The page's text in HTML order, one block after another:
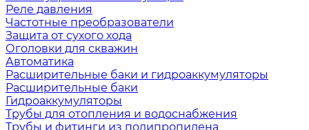
Реле давления
Частотные преобразователи
Защита от сухого хода
Оголовки для скважин
Автоматика
Расширительные баки и гидроаккумуляторы
Расширительные баки
Гидроаккумуляторы
Трубы для отопления и водоснабжения
Трубы и фитинги из полипропилена